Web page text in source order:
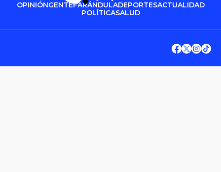
OPINIÓNGENTEFARÁNDULADEPORTESACTUALIDAD
POLÍTICASALUD